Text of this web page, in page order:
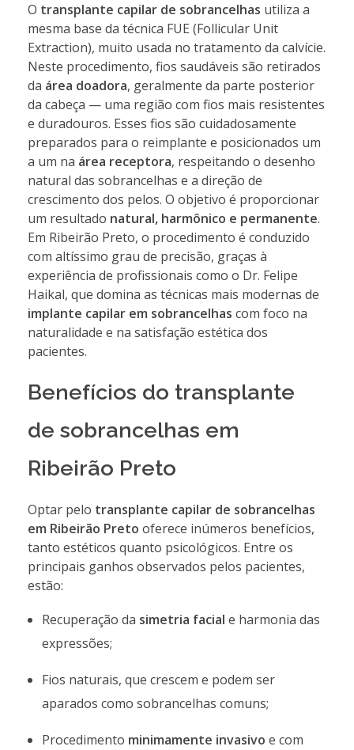
O transplante capilar de sobrancelhas utiliza a
mesma base da técnica FUE (Follicular Unit
Extraction), muito usada no tratamento da calvície.
Neste procedimento, fios saudáveis são retirados
da área doadora, geralmente da parte posterior
da cabeça — uma região com fios mais resistentes
e duradouros. Esses fios são cuidadosamente
preparados para o reimplante e posicionados um
a um na área receptora, respeitando o desenho
natural das sobrancelhas e a direção de
crescimento dos pelos. O objetivo é proporcionar
um resultado natural, harmônico e permanente.
Em Ribeirão Preto, o procedimento é conduzido
com altíssimo grau de precisão, graças à
experiência de profissionais como o Dr. Felipe
Haikal, que domina as técnicas mais modernas de
implante capilar em sobrancelhas com foco na
naturalidade e na satisfação estética dos
pacientes.
Benefícios do transplante
de sobrancelhas em
Ribeirão Preto
Optar pelo transplante capilar de sobrancelhas
em Ribeirão Preto oferece inúmeros benefícios,
tanto estéticos quanto psicológicos. Entre os
principais ganhos observados pelos pacientes,
estão:
Recuperação da simetria facial e harmonia das
expressões;
Fios naturais, que crescem e podem ser
aparados como sobrancelhas comuns;
Procedimento minimamente invasivo e com